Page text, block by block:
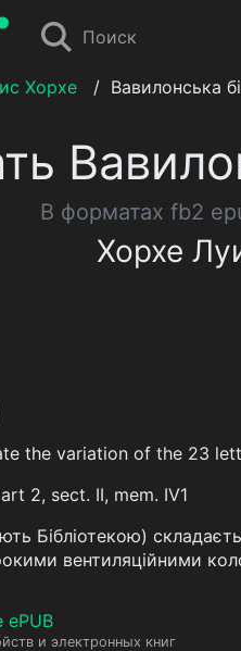
Поиск
Хорхе / Вавилонська
В форматах fb2
Хорхе
the variation of the 23
2, sect. II, mem. IV1
Бібліотекою)
вентиляційними
ePUB
и электронных книг